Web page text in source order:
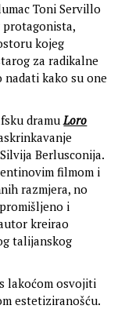
Toni Servillo
kojeg
za radikalne
nadati kako su one
dramuLoro
Berlusconija.
filmom i
razmjera, no
i
kreirao
talijanskog
lakoćom osvojiti
estetiziranošću.